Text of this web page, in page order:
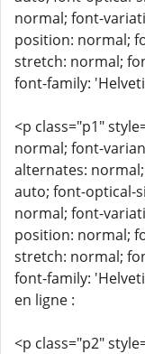
normal; font-
position: normal;
stretch: normal;
font-family:
<p class="p1"
normal; font-
alternates:
auto; font-optical-
normal; font-
position: normal;
stretch: normal;
font-family:
en ligne :
<p class="p2"